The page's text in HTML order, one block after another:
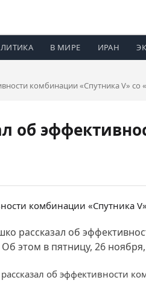
В МИРЕ ИРАН
комбинации «Спутника V» со
об
рассказал об
этом в пятницу, 26
рассказал об эффективности